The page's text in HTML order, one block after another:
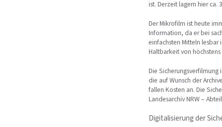
ist. Derzeit lagern hier ca.
Der Mikrofilm ist heute
Information, da er bei
einfachsten Mitteln
Haltbarkeit von
Die
die auf Wunsch der
fallen Kosten an. Die
Landesarchiv NRW –
Digitalisierung der